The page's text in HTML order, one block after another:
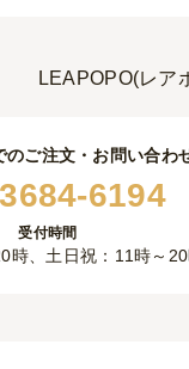
LEAPOPO(レア
のご注文・お問い合わ
6194
受付時間
時、土日祝：11時～